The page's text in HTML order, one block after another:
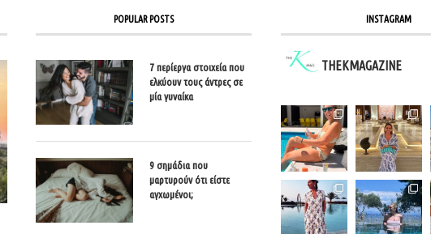
POPULAR POSTS
7 περίεργα στοιχεία που
ελκύουν τους άντρες σε
μία γυναίκα
9 σημάδια που
μαρτυρούν ότι είστε
αγχωμένοι;
INSTAGRAM
THEKMAGAZINE